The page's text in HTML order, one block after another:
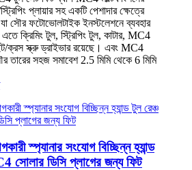
প্লায়ার সহ একটি পেশাদার ক্ষেত্রে
যা সৌর ফটোভোলটাইক ইনস্টলেশনে ব্যবহার
এতে ক্রিমিং টুল, স্ট্রিপিং টুল, কাটার, MC4
ক্রস স্ক্রু ড্রাইভার রয়েছে। এবং MC4
তারের সহজ সমাবেশ 2.5 মিমি থেকে 6 মিমি
স্প্যানার সংযোগ বিচ্ছিন্ন হ্যান্ড
সোলার ডিসি প্লাগের জন্য ফিট